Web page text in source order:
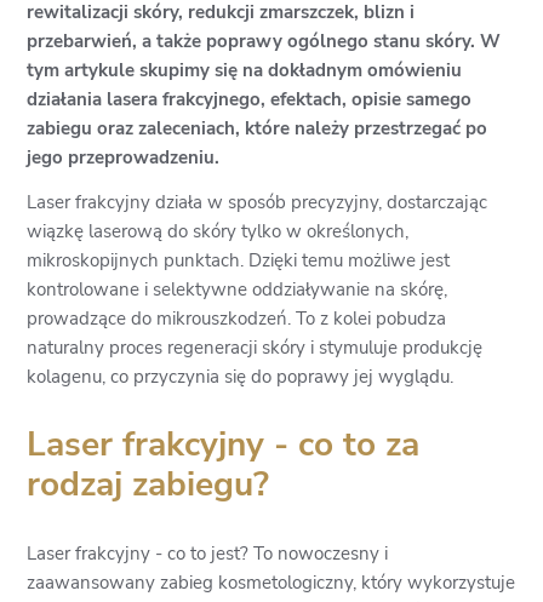
rewitalizacji skóry, redukcji zmarszczek, blizn i
przebarwień, a także poprawy ogólnego stanu skóry. W
tym artykule skupimy się na dokładnym omówieniu
działania lasera frakcyjnego, efektach, opisie samego
zabiegu oraz zaleceniach, które należy przestrzegać po
jego przeprowadzeniu.
Laser frakcyjny działa w sposób precyzyjny, dostarczając
wiązkę laserową do skóry tylko w określonych,
mikroskopijnych punktach. Dzięki temu możliwe jest
kontrolowane i selektywne oddziaływanie na skórę,
prowadzące do mikrouszkodzeń. To z kolei pobudza
naturalny proces regeneracji skóry i stymuluje produkcję
kolagenu, co przyczynia się do poprawy jej wyglądu.
Laser frakcyjny - co to za
rodzaj zabiegu?
Laser frakcyjny - co to jest? To nowoczesny i
zaawansowany zabieg kosmetologiczny, który wykorzystuje